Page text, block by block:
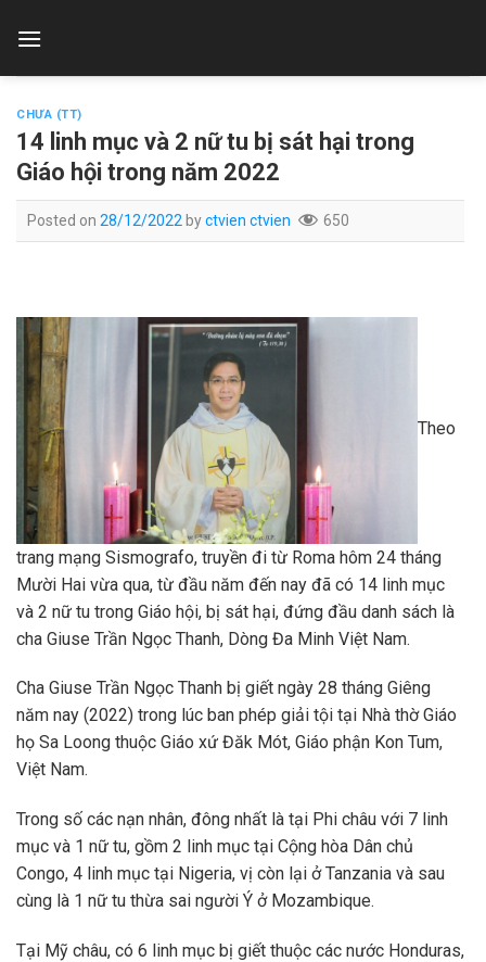
CHƯA (TT)
14 linh mục và 2 nữ tu bị sát hại trong
Giáo hội trong năm 2022
Posted on 28/12/2022 byctvien ctvien 650
Theo
trang mạng Sismografo, truyền đi từ Roma hôm 24 tháng
Mười Hai vừa qua, từ đầu năm đến nay đã có 14 linh mục
và 2 nữ tu trong Giáo hội, bị sát hại, đứng đầu danh sách là
cha Giuse Trần Ngọc Thanh, Dòng Đa Minh Việt Nam.
Cha Giuse Trần Ngọc Thanh bị giết ngày 28 tháng Giêng
năm nay (2022) trong lúc ban phép giải tội tại Nhà thờ Giáo
họ Sa Loong thuộc Giáo xứ Đăk Mót, Giáo phận Kon Tum,
Việt Nam.
Trong số các nạn nhân, đông nhất là tại Phi châu với 7 linh
mục và 1 nữ tu, gồm 2 linh mục tại Cộng hòa Dân chủ
Congo, 4 linh mục tại Nigeria, vị còn lại ở Tanzania và sau
cùng là 1 nữ tu thừa sai người Ý ở Mozambique.
Tại Mỹ châu, có 6 linh mục bị giết thuộc các nước Honduras,